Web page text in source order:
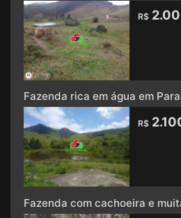
R$
Fazenda rica em água em
R$
Fazenda com cachoeira e